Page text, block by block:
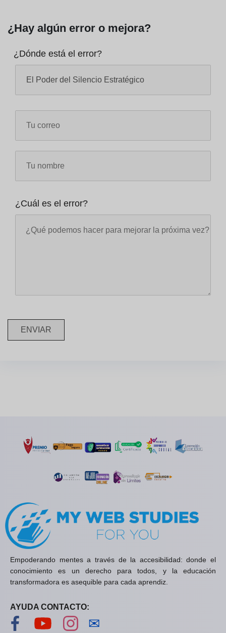
¿Hay algún error o mejora?
¿Dónde está el error?
¿Cuál es el error?
ENVIAR
Empoderando mentes a través de la accesibilidad: donde el
conocimiento es un derecho para todos, y la educación
transformadora es asequible para cada aprendiz.
AYUDA CONTACTO:
Visítanos en Facebook
Visítanos en YouTube
Visítanos en Instagram
✉